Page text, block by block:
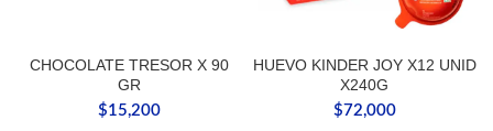
CHOCOLATE TRESOR X 90
GR
$15,200
HUEVO KINDER JOY X12 UNID
X240G
$72,000